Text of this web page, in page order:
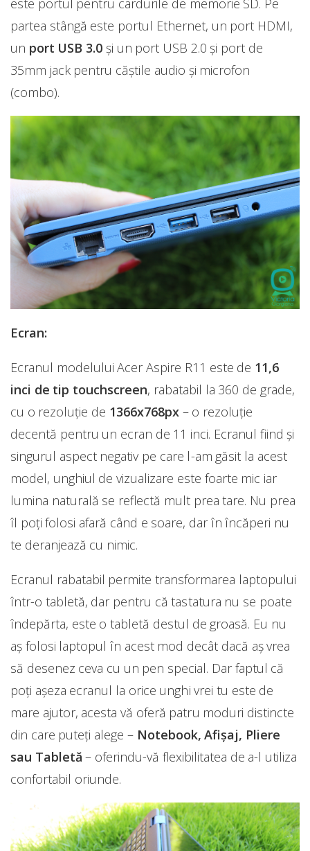
este portul pentru cardurile de memorie SD. Pe
partea stângă este portul Ethernet, un port HDMI,
un port USB 3.0 și un port USB 2.0 și port de
35mm jack pentru căștile audio și microfon
(combo).
Ecran:
Ecranul modelului Acer Aspire R11 este de 11,6
inci de tip touchscreen, rabatabil la 360 de grade,
cu o rezoluție de 1366x768px– o rezoluție
decentă pentru un ecran de 11 inci. Ecranul fiind și
singurul aspect negativ pe care l-am găsit la acest
model, unghiul de vizualizare este foarte mic iar
lumina naturală se reflectă mult prea tare. Nu prea
îl poți folosi afară când e soare, dar în încăperi nu
te deranjează cu nimic.
Ecranul rabatabil permite transformarea laptopului
într-o tabletă, dar pentru că tastatura nu se poate
îndepărta, este o tabletă destul de groasă. Eu nu
aș folosi laptopul în acest mod decât dacă aș vrea
să desenez ceva cu un pen special. Dar faptul că
poți așeza ecranul la orice unghi vrei tu este de
mare ajutor, acesta vă oferă patru moduri distincte
din care puteți alege – Notebook, Afișaj, Pliere
sau Tabletă – oferindu-vă flexibilitatea de a-l utiliza
confortabil oriunde.